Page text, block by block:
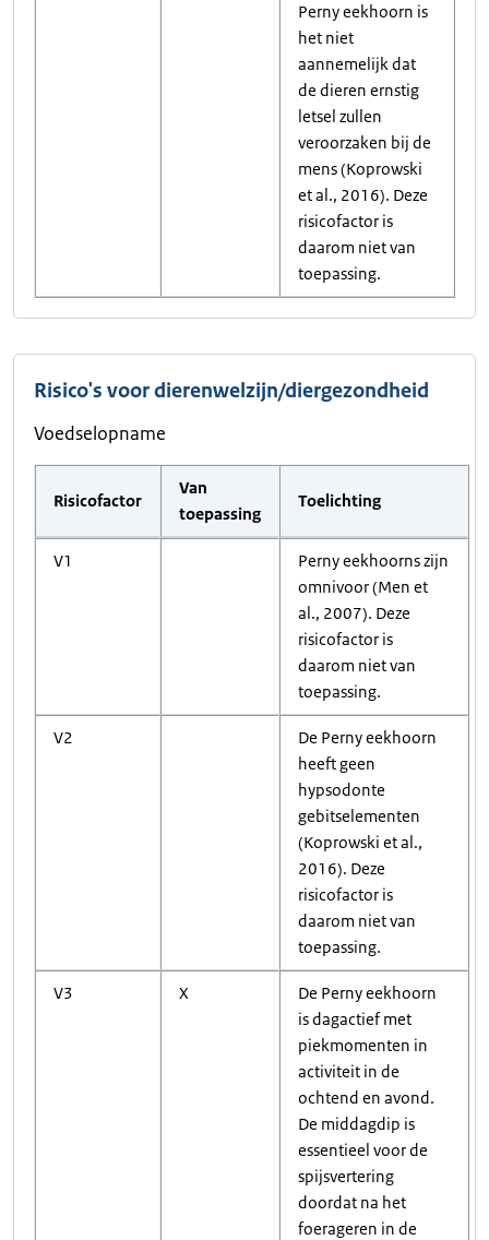
Perny eekhoorn is
het niet
aannemelijk dat
de dieren ernstig
letsel zullen
veroorzaken bij de
mens (Koprowski
et al., 2016). Deze
risicofactor is
daarom niet van
toepassing.
Risico's voor dierenwelzijn/diergezondheid
Voedselopname
Risicofactor
Van
toepassing
Toelichting
V1
Perny eekhoorns zijn
omnivoor (Men et
al., 2007). Deze
risicofactor is
daarom niet van
toepassing.
V2
De Perny eekhoorn
heeft geen
hypsodonte
gebitselementen
(Koprowski et al.,
2016). Deze
risicofactor is
daarom niet van
toepassing.
V3 X
De Perny eekhoorn
is dagactief met
piekmomenten in
activiteit in de
ochtend en avond.
De middagdip is
essentieel voor de
spijsvertering
doordat na het
foerageren in de